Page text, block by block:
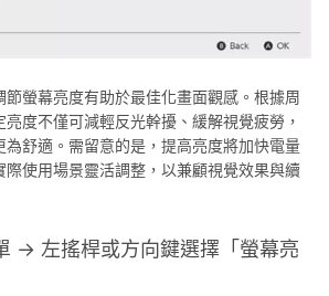
螢幕亮度有助於最佳化畫面觀感。根據周
度不僅可減輕反光幹擾、緩解視覺疲勞，
舒適。需留意的是，提高亮度將加快電量
使用場景靈活調整，以兼顧視覺效果與續
→ 左搖桿或方向鍵選擇「螢幕亮